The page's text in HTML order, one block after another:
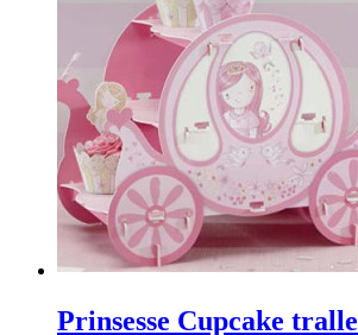
Prinsesse Cupcake tralle